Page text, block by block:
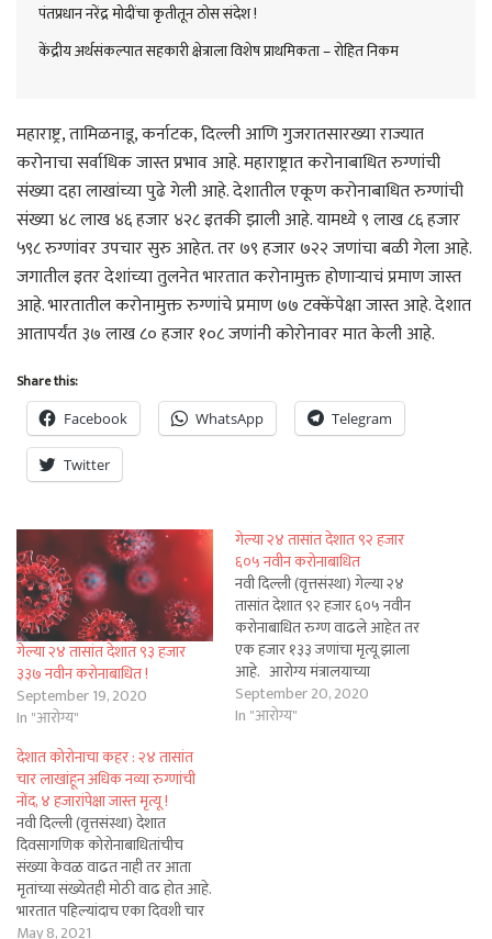
पंतप्रधान नरेंद्र मोदींचा कृतीतून ठोस संदेश !
केंद्रीय अर्थसंकल्पात सहकारी क्षेत्राला विशेष प्राथमिकता – रोहित निकम
महाराष्ट्र, तामिळनाडू, कर्नाटक, दिल्ली आणि गुजरातसारख्या राज्यात
करोनाचा सर्वाधिक जास्त प्रभाव आहे. महाराष्ट्रात करोनाबाधित रुग्णांची
संख्या दहा लाखांच्या पुढे गेली आहे. देशातील एकूण करोनाबाधित रुग्णांची
संख्या ४८ लाख ४६ हजार ४२८ इतकी झाली आहे. यामध्ये ९ लाख ८६ हजार
५९८ रुग्णांवर उपचार सुरु आहेत. तर ७९ हजार ७२२ जणांचा बळी गेला आहे.
जगातील इतर देशांच्या तुलनेत भारतात करोनामुक्त होणाऱ्याचं प्रमाण जास्त
आहे. भारतातील करोनामुक्त रुग्णांचे प्रमाण ७७ टक्केंपेक्षा जास्त आहे. देशात
आतापर्यंत ३७ लाख ८० हजार १०८ जणांनी कोरोनावर मात केली आहे.
Share this:
Facebook WhatsApp Telegram
Twitter
गेल्या २४ तासांत देशात ९३ हजार
३३७ नवीन करोनाबाधित !
September 19, 2020
In "आरोग्य"
गेल्या २४ तासांत देशात ९२ हजार
६०५ नवीन करोनाबाधित
नवी दिल्ली (वृत्तसंस्था) गेल्या २४
तासांत देशात ९२ हजार ६०५ नवीन
करोनाबाधित रुग्ण वाढले आहेत तर
एक हजार १३३ जणांचा मृत्यू झाला
आहे. आरोग्य मंत्रालयाच्या
माहितीनुसार, देशातील एकूण
करोनाबाधित रुग्णांची संख्या
September 20, 2020
In "आरोग्य"
देशात कोरोनाचा कहर : २४ तासांत
चार लाखांहून अधिक नव्या रुग्णांची
नोंद, ४ हजारांपेक्षा जास्त मृत्यू !
नवी दिल्ली (वृत्तसंस्था) देशात
दिवसागणिक कोरोनाबाधितांचीच
संख्या केवळ वाढत नाही तर आता
मृतांच्या संख्येतही मोठी वाढ होत आहे.
भारतात पहिल्यांदाच एका दिवशी चार
हजारांपेक्षा जास्त मृत्यूंची नोंद झाली
May 8, 2021